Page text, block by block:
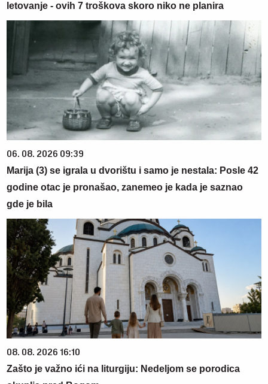
letovanje - ovih 7 troškova skoro niko ne planira
06. 08. 2026 09:39
Marija (3) se igrala u dvorištu i samo je nestala: Posle 42
godine otac je pronašao, zanemeo je kada je saznao
gde je bila
08. 08. 2026 16:10
Zašto je važno ići na liturgiju: Nedeljom se porodica